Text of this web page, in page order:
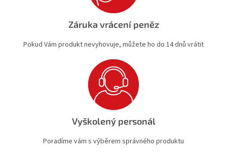
Záruka vrácení peněz
Pokud Vám produkt nevyhovuje, můžete ho do 14 dnů vrátit
Vyškolený personál
Poradíme vám s výběrem správného produktu